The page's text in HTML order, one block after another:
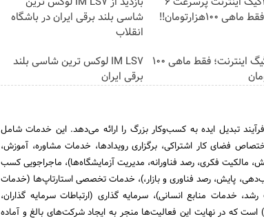
100هزارتومان!!
شاسی بلند برقی ایران در باشگاه
انقلاب
3000 گیگ اینترنت؛ فقط ماهی 100
IM LS7 لوکس ترین شاسی بلند
برقی ایران
تبدیل ایده به کسب‌و‌کار بزرگ را ارائه می‌دهد. این خدمات شامل
فضای کار اشتراکی، برگزاری رویدادها، خدمات مشاوره، آموزش،
مالکیت فکری، رصد فناورانه، مدیریت آزمایشگاه‌ها)، ماجراجویی کسب
پایش، رصد فناوری و بازار،)، خدمات تخصصی استارتاپ‌ها (خدمات
خدمات منابع انسانی)، سرمایه گذاری (ارتباطات سرمایه گذاران،
که در نهایت این فعالیت‌ها منجر به ایجاد شرکت‌های بالغ و آماده